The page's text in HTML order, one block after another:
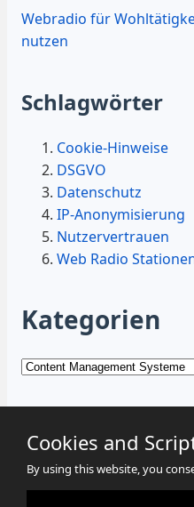
Webradio für
nutzen
Schlagwörter
Cookie-Hinweise
DSGVO
Datenschutz
IP-Anonymisierung
Nutzervertrauen
Web Radio
Kategorien
Kategorien
Cookies Datenschutz
Cookies and
By using this website, you